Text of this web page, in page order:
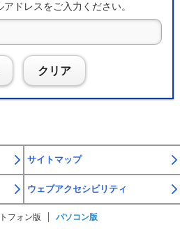
ドレスをご入力ください。
クリア
サイトマップ
ウェブアクセシビリティ
フォン版 パソコン版